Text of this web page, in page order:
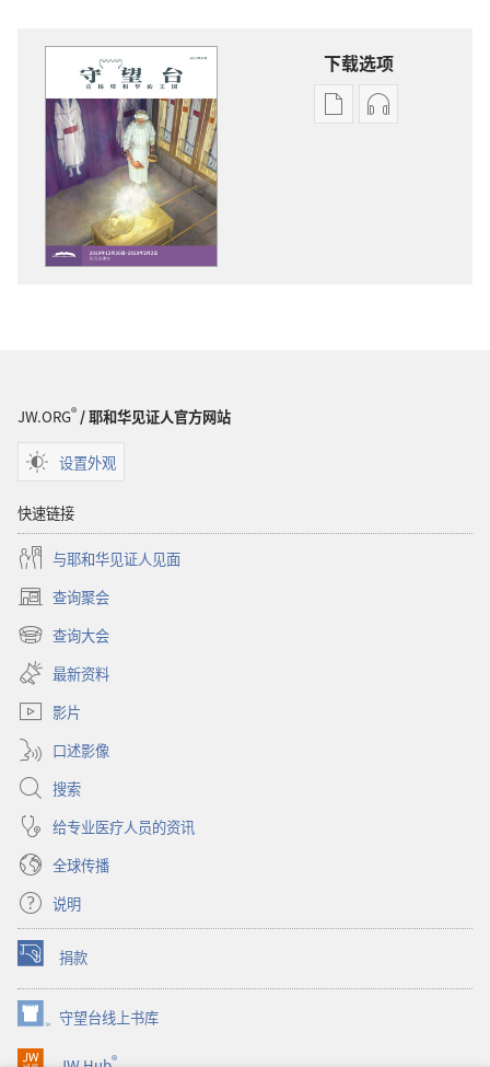
下载选项
电
年
录
JW.ORG®/ 耶和华见证人官方网站
设置外观
快速链接
与耶和华见证人见面
查询聚会
（打
开
新
窗
口）
查询大会
（打
开
新
窗
最新资料
影片
口述影像
搜索
给专业医疗人员的资讯
全球传播
说明
捐款
（打
开
新
窗
口）
守望台线上书库
（打
开
®